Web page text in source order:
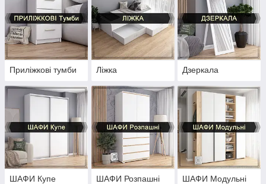
Приліжкові тумби Ліжка Дзеркала
ШАФИ Купе ШАФИ Розпашні ШАФИ Модульні